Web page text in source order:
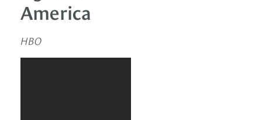
America
HBO